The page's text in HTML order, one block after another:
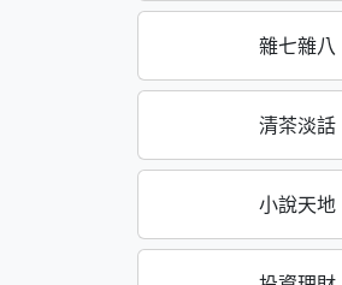
雜七雜八
清茶淡話
小說天地